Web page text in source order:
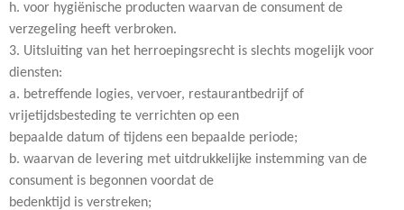
h. voor hygiënische producten waarvan de consument de
verzegeling heeft verbroken.
3. Uitsluiting van het herroepingsrecht is slechts mogelijk voor
diensten:
a. betreffende logies, vervoer, restaurantbedrijf of
vrijetijdsbesteding te verrichten op een
bepaalde datum of tijdens een bepaalde periode;
b. waarvan de levering met uitdrukkelijke instemming van de
consument is begonnen voordat de
bedenktijd is verstreken;